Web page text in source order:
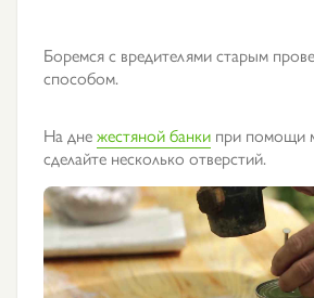
Боремся с вредителями старым
способом.
На днежестяной банки при помощи
сделайте несколько отверстий.